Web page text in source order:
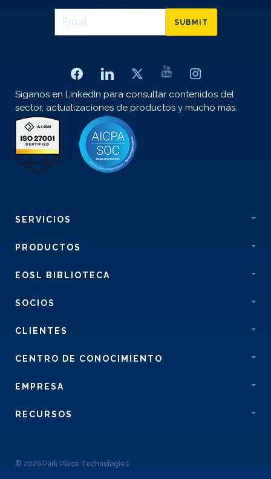
SUBMIT
Síganos en LinkedIn para consultar contenidos del
sector, actualizaciones de productos y mucho más.
SERVICIOS
PRODUCTOS
EOSL BIBLIOTECA
SOCIOS
CLIENTES
CENTRO DE CONOCIMIENTO
EMPRESA
RECURSOS
© 2026 Park Place Technologies